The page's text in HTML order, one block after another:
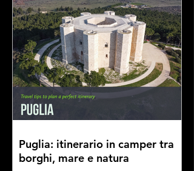
Puglia: itinerario in camper tra
borghi, mare e natura